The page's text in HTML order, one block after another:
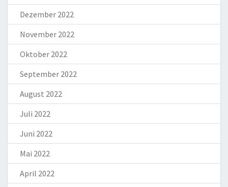
Dezember 2022
November 2022
Oktober 2022
September 2022
August 2022
Juli 2022
Juni 2022
Mai 2022
April 2022